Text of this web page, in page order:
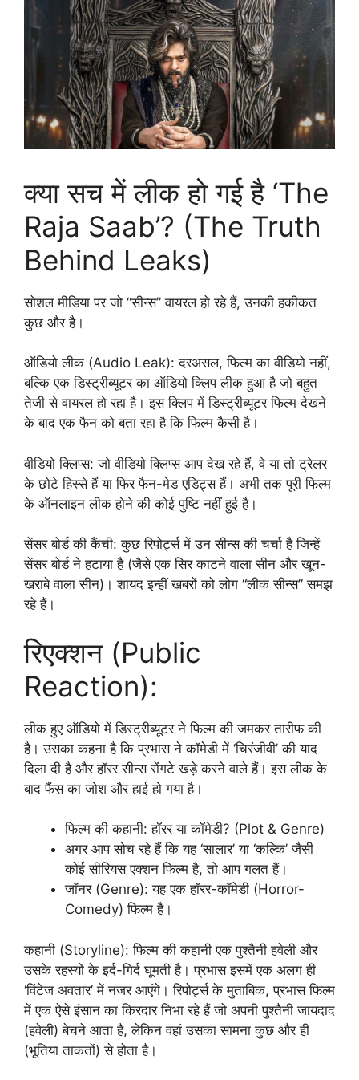
क्या सच में लीक हो गई है ‘The
Raja Saab’? (The Truth
Behind Leaks)
सोशल मीडिया पर जो “सीन्स” वायरल हो रहे हैं, उनकी हकीकत
कुछ और है।
ऑडियो लीक (Audio Leak): दरअसल, फिल्म का वीडियो नहीं,
बल्कि एक डिस्ट्रीब्यूटर का ऑडियो क्लिप लीक हुआ है जो बहुत
तेजी से वायरल हो रहा है। इस क्लिप में डिस्ट्रीब्यूटर फिल्म देखने
के बाद एक फैन को बता रहा है कि फिल्म कैसी है।
वीडियो क्लिप्स: जो वीडियो क्लिप्स आप देख रहे हैं, वे या तो ट्रेलर
के छोटे हिस्से हैं या फिर फैन-मेड एडिट्स हैं। अभी तक पूरी फिल्म
के ऑनलाइन लीक होने की कोई पुष्टि नहीं हुई है।
सेंसर बोर्ड की कैंची: कुछ रिपोर्ट्स में उन सीन्स की चर्चा है जिन्हें
सेंसर बोर्ड ने हटाया है (जैसे एक सिर काटने वाला सीन और खून-
खराबे वाला सीन)। शायद इन्हीं खबरों को लोग “लीक सीन्स” समझ
रहे हैं।
रिएक्शन (Public
Reaction):
लीक हुए ऑडियो में डिस्ट्रीब्यूटर ने फिल्म की जमकर तारीफ की
है। उसका कहना है कि प्रभास ने कॉमेडी में ‘चिरंजीवी’ की याद
दिला दी है और हॉरर सीन्स रोंगटे खड़े करने वाले हैं। इस लीक के
बाद फैंस का जोश और हाई हो गया है।
फिल्म की कहानी: हॉरर या कॉमेडी? (Plot & Genre)
अगर आप सोच रहे हैं कि यह ‘सालार’ या ‘कल्कि’ जैसी
कोई सीरियस एक्शन फिल्म है, तो आप गलत हैं।
जॉनर (Genre): यह एक हॉरर-कॉमेडी (Horror-
Comedy) फिल्म है।
कहानी (Storyline): फिल्म की कहानी एक पुश्तैनी हवेली और
उसके रहस्यों के इर्द-गिर्द घूमती है। प्रभास इसमें एक अलग ही
‘विंटेज अवतार’ में नजर आएंगे। रिपोर्ट्स के मुताबिक, प्रभास फिल्म
में एक ऐसे इंसान का किरदार निभा रहे हैं जो अपनी पुश्तैनी जायदाद
(हवेली) बेचने आता है, लेकिन वहां उसका सामना कुछ और ही
(भूतिया ताकतों) से होता है।